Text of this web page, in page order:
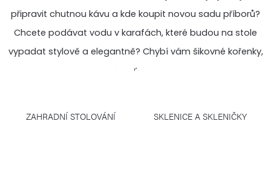
připravit chutnou kávu a kde koupit novou sadu příborů?
Chcete podávat vodu v karafách, které budou na stole
vypadat stylově a elegantně? Chybí vám šikovné kořenky,
misky nebo kvalitní příbory? Právě jste našli. Vybírejte!
ZAHRADNÍ STOLOVÁNÍ SKLENICE A SKLENIČKY